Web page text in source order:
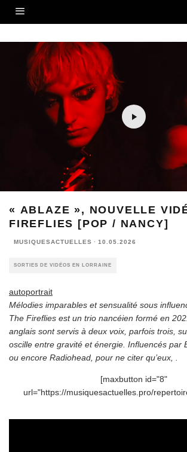
« ABLAZE », NOUVELLE
FIREFLIES [POP / NANCY]
MUSIQUESACTUELLES · 10.05.2026
SORTIES DE VIDÉOS EN LORRAINE
autoportrait
Mélodies imparables et sensualité sous
The Fireflies est un trio nancéien formé en
anglais sont servis à deux voix, parfois trois,
oscille entre gravité et énergie. Influencés par
ou encore Radiohead, pour ne citer qu’eux, .
[maxbutton id="8"
url="https://musiquesactuelles.pro/